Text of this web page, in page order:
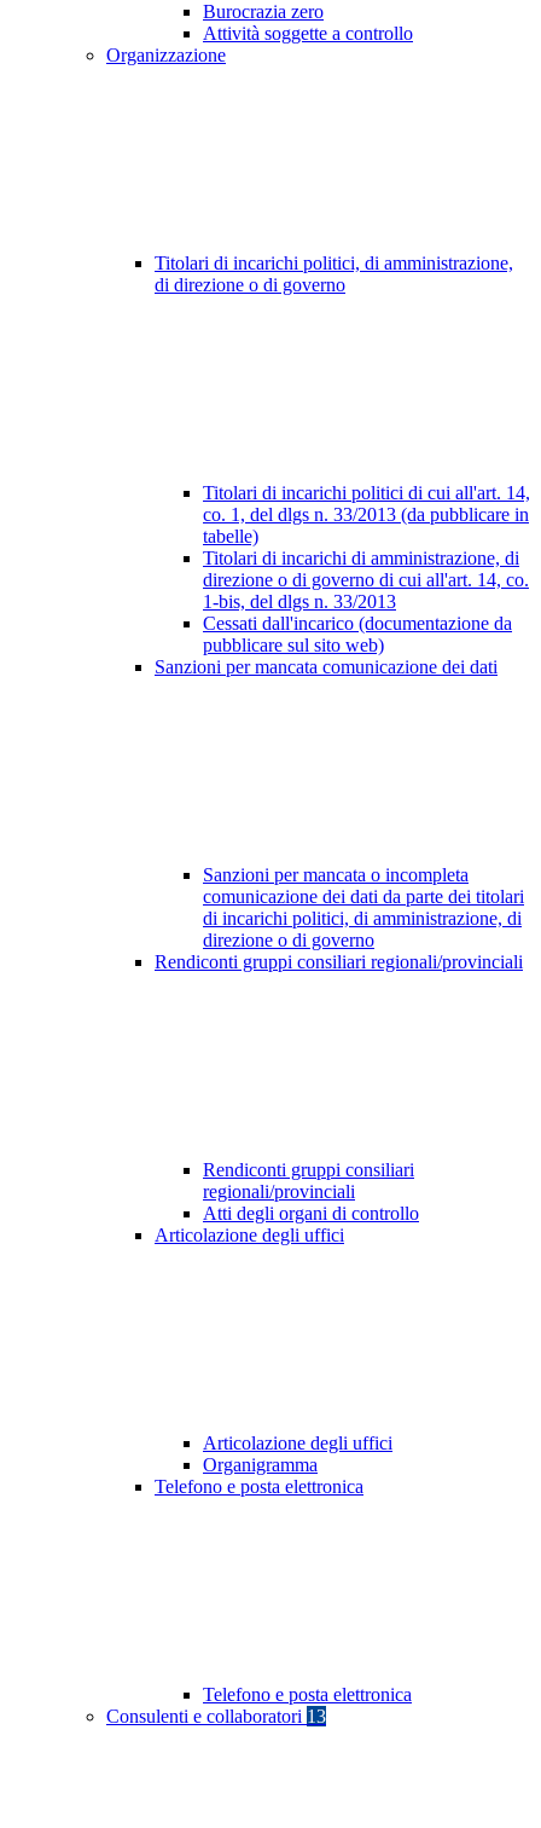
Burocrazia zero
Attività soggette a controllo
Organizzazione
Titolari di incarichi politici, di amministrazione,
di direzione o di governo
Titolari di incarichi politici di cui all'art. 14,
co. 1, del dlgs n. 33/2013 (da pubblicare in
tabelle)
Titolari di incarichi di amministrazione, di
direzione o di governo di cui all'art. 14, co.
1-bis, del dlgs n. 33/2013
Cessati dall'incarico (documentazione da
pubblicare sul sito web)
Sanzioni per mancata comunicazione dei dati
Sanzioni per mancata o incompleta
comunicazione dei dati da parte dei titolari
di incarichi politici, di amministrazione, di
direzione o di governo
Rendiconti gruppi consiliari regionali/provinciali
Rendiconti gruppi consiliari
regionali/provinciali
Atti degli organi di controllo
Articolazione degli uffici
Articolazione degli uffici
Organigramma
Telefono e posta elettronica
Telefono e posta elettronica
Consulenti e collaboratori 13